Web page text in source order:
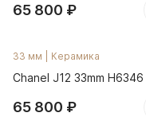
65 800 ₽
33 мм Керамика
Chanel J12 33mm H6346
65 800 ₽